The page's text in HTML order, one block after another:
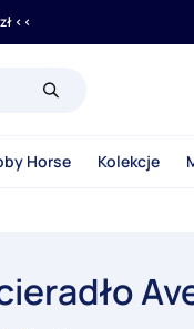
<<
Horse Kolekcje